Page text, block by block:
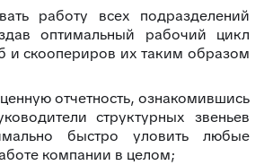
работу всех подразделений
оптимальный рабочий цикл
и скоопериров их таким образом
отчетность, ознакомившись
структурных звеньев
быстро уловить любые
компании в целом;